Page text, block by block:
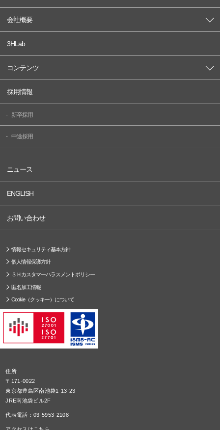
会社概要
3HLab
コンテンツ
採用情報
新卒採用
中途採用
ニュース
ENGLISH
お問い合わせ
情報セキュリティ基本方針
個人情報保護方針
３Ｈカスタマーハラスメントポリシー
匿名加工情報
Cookie（クッキー）について
住所
〒171-0022
東京都豊島区南池袋1-13-23
JRE南池袋ビル2F
代表電話：03-5953-2108